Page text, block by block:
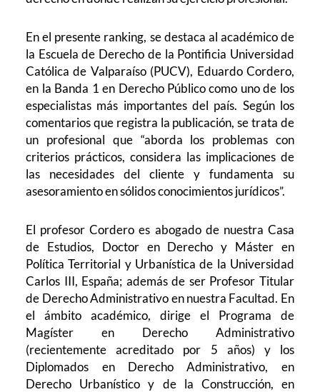
En el presente ranking, se destaca al académico de
la Escuela de Derecho de la Pontificia Universidad
Católica de Valparaíso (PUCV), Eduardo Cordero,
en la Banda 1 en Derecho Público como uno de los
especialistas más importantes del país. Según los
comentarios que registra la publicación, se trata de
un profesional que “aborda los problemas con
criterios prácticos, considera las implicaciones de
las necesidades del cliente y fundamenta su
asesoramiento en sólidos conocimientos jurídicos”.
El profesor Cordero es abogado de nuestra Casa
de Estudios, Doctor en Derecho y Máster en
Política Territorial y Urbanística de la Universidad
Carlos III, España; además de ser Profesor Titular
de Derecho Administrativo en nuestra Facultad. En
el ámbito académico, dirige el Programa de
Magíster en Derecho Administrativo
(recientemente acreditado por 5 años) y los
Diplomados en Derecho Administrativo, en
Derecho Urbanístico y de la Construcción, en